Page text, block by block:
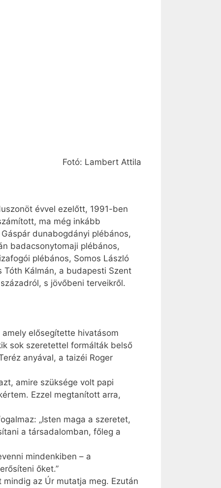
Fotó: Lambert Attila
évvel ezelőtt, 1991-ben
ma még inkább
dunabogdányi plébános,
badacsonytomaji plébános,
plébános, Somos László
Kálmán, a budapesti Szent
s jövőbeni terveikről.
elősegítette hivatásom
sok szeretettel formálták belső
anyával, a taizéi Roger
amire szüksége volt papi
Ezzel megtanított arra,
„Isten maga a szeretet,
a társadalomban, főleg a
mindenkiben – a
őket.”
az Úr mutatja meg. Ezután